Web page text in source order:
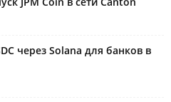
через Solana для банков в